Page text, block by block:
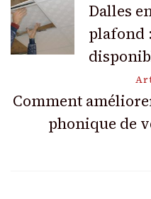
des
articles
Dalles
plafond
Comment
phonique de